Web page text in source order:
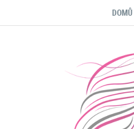
DOMŮ